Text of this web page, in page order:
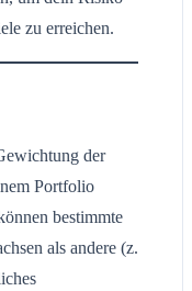
zu erreichen.
der
Portfolio
bestimmte
als andere (z.